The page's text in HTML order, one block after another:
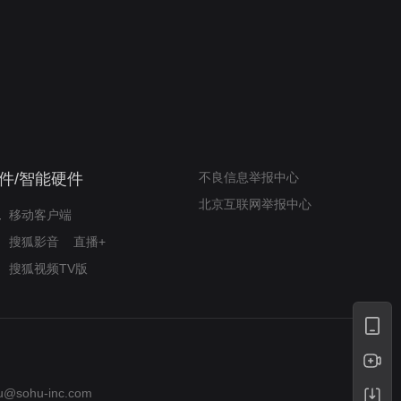
/智能硬件
移动客户端
搜狐影音
直播+
搜狐视频TV版
不良信息举报中心
北京互联网举报中心
inc.com